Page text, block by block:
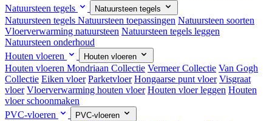
Natuursteen tegels
Natuursteen tegels
Natuursteen tegels Natuursteen toepassingen Natuursteen soorten
Vloerverwarming natuursteen Natuursteen tegels leggen
Natuursteen onderhoud
Houten vloeren
Houten vloeren
Houten vloeren Mondriaan Collectie Vermeer Collectie Van Gogh
Collectie Eiken vloer Parketvloer Hongaarse punt vloer Visgraat
vloer Vloerverwarming houten vloer Houten vloer leggen Houten
vloer schoonmaken
PVC-vloeren
PVC-vloeren